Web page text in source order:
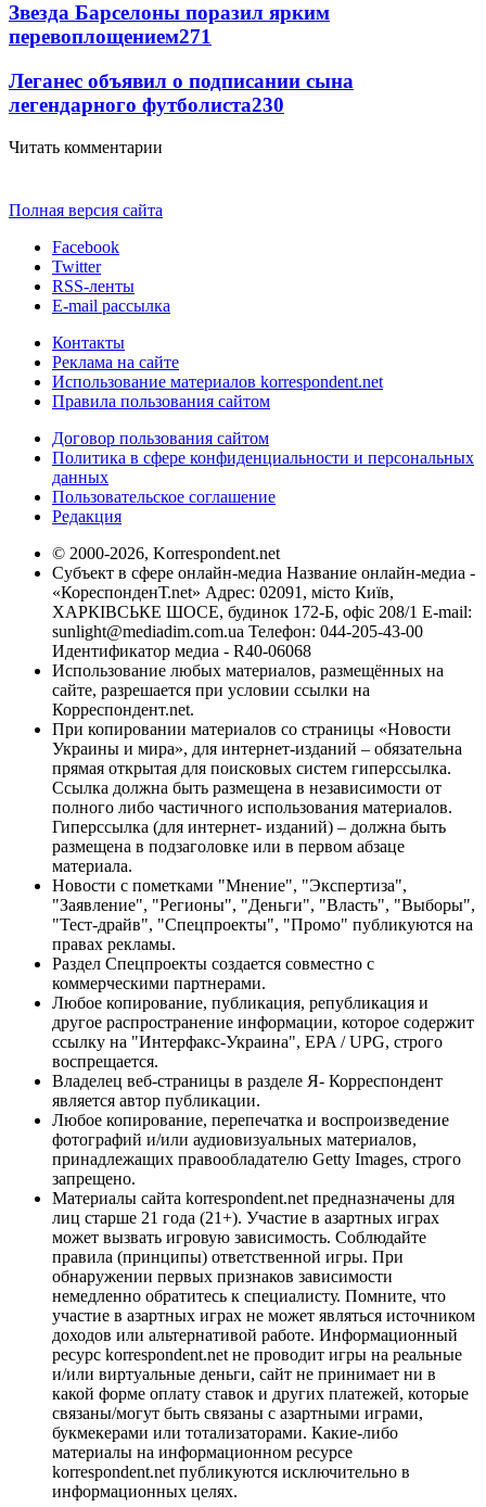
Звезда Барселоны поразил ярким
перевоплощением271
Леганес объявил о подписании сына
легендарного футболиста230
Читать комментарии
Полная версия сайта
Facebook
Twitter
RSS-ленты
E-mail рассылка
Контакты
Реклама на сайте
Использование материалов korrespondent.net
Правила пользования сайтом
Договор пользования сайтом
Политика в сфере конфиденциальности и персональных
данных
Пользовательское соглашение
Редакция
© 2000-2026, Korrespondent.net
Субъект в сфере онлайн-медиа Название онлайн-медиа -
«КореспонденТ.net» Адрес: 02091, місто Київ,
ХАРКІВСЬКЕ ШОСЕ, будинок 172-Б, офіс 208/1 E-mail:
sunlight@mediadim.com.ua Телефон: 044-205-43-00
Идентификатор медиа - R40-06068
Использование любых материалов, размещённых на
сайте, разрешается при условии ссылки на
Корреспондент.net.
При копировании материалов со страницы «Новости
Украины и мира», для интернет-изданий – обязательна
прямая открытая для поисковых систем гиперссылка.
Ссылка должна быть размещена в независимости от
полного либо частичного использования материалов.
Гиперссылка (для интернет- изданий) – должна быть
размещена в подзаголовке или в первом абзаце
материала.
Новости с пометками "Мнение", "Экспертиза",
"Заявление", "Регионы", "Деньги", "Власть", "Выборы",
"Тест-драйв", "Спецпроекты", "Промо" публикуются на
правах рекламы.
Раздел Спецпроекты создается совместно с
коммерческими партнерами.
Любое копирование, публикация, републикация и
другое распространение информации, которое содержит
ссылку на "Интерфакс-Украина", EPA / UPG, строго
воспрещается.
Владелец веб-страницы в разделе Я- Корреспондент
является автор публикации.
Любое копирование, перепечатка и воспроизведение
фотографий и/или аудиовизуальных материалов,
принадлежащих правообладателю Getty Images, строго
запрещено.
Материалы сайта korrespondent.net предназначены для
лиц старше 21 года (21+). Участие в азартных играх
может вызвать игровую зависимость. Соблюдайте
правила (принципы) ответственной игры. При
обнаружении первых признаков зависимости
немедленно обратитесь к специалисту. Помните, что
участие в азартных играх не может являться источником
доходов или альтернативой работе. Информационный
ресурс korrespondent.net не проводит игры на реальные
и/или виртуальные деньги, сайт не принимает ни в
какой форме оплату ставок и других платежей, которые
связаны/могут быть связаны с азартными играми,
букмекерами или тотализаторами. Какие-либо
материалы на информационном ресурсе
korrespondent.net публикуются исключительно в
информационных целях.